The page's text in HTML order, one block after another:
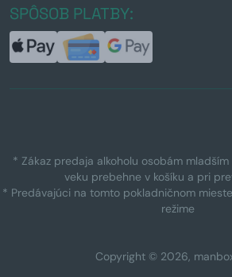
SPÔSOB PLATBY:
* Zákaz predaja alkoholu osobám mladším
veku prebehne v košíku a pri
* Predávajúci na tomto pokladničnom
režime
Copyright © 2026,